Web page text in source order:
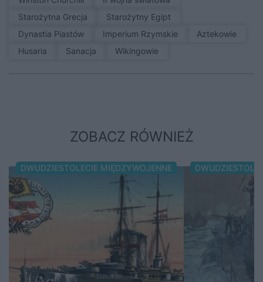
Starożytna Grecja
Starożytny Egipt
Dynastia Piastów
Imperium Rzymskie
Aztekowie
Husaria
sanacja Wikingowie
ZOBACZ RÓWNIEŻ
DWUDZIESTOLECIE MIĘDZYWOJENNE